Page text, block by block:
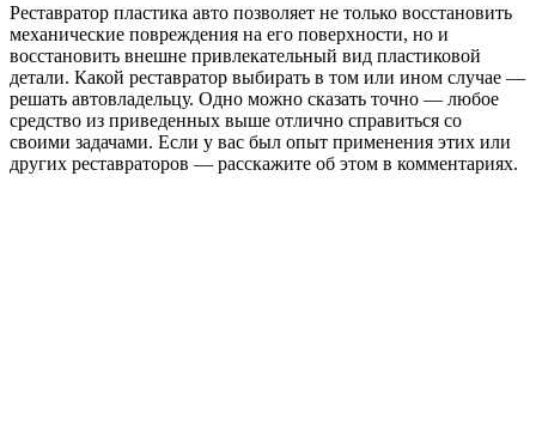
Реставратор пластика авто позволяет не только восстановить
механические повреждения на его поверхности, но и
восстановить внешне привлекательный вид пластиковой
детали. Какой реставратор выбирать в том или ином случае —
решать автовладельцу. Одно можно сказать точно — любое
средство из приведенных выше отлично справиться со
своими задачами. Если у вас был опыт применения этих или
других реставраторов — расскажите об этом в комментариях.